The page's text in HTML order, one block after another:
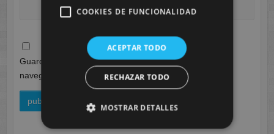
Guarda mi nombre, correo electrónico y web en este
navegador para la próxima vez que comente.
COOKIES DE FUNCIONALIDAD
ACEPTAR TODO
RECHAZAR TODO
MOSTRAR DETALLES